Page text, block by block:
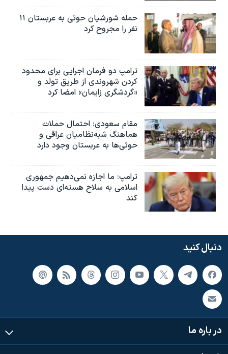
حمله شورشیان حوثی به عربستان ۱۱
نفر را مجروح کرد
ترامپ دو فرمان اجرایی برای محدود
کردن شهروندی از طریق تولد و
«گردشگری زایمان» امضا کرد
مقام سعودی: احتمال حملات
هماهنگ شبه‌نظامیان عراقی و
حوثی‌ها به عربستان وجود دارد
ترامپ: ما اجازه نمی‌دهیم جمهوری
اسلامی به سلاح هسته‌ای دست پیدا
کند
دنبال کنید
در باره ما